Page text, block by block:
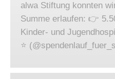
alwa Stiftung konnten
Summe erlaufen: 👉
Kinder- und
⭐️